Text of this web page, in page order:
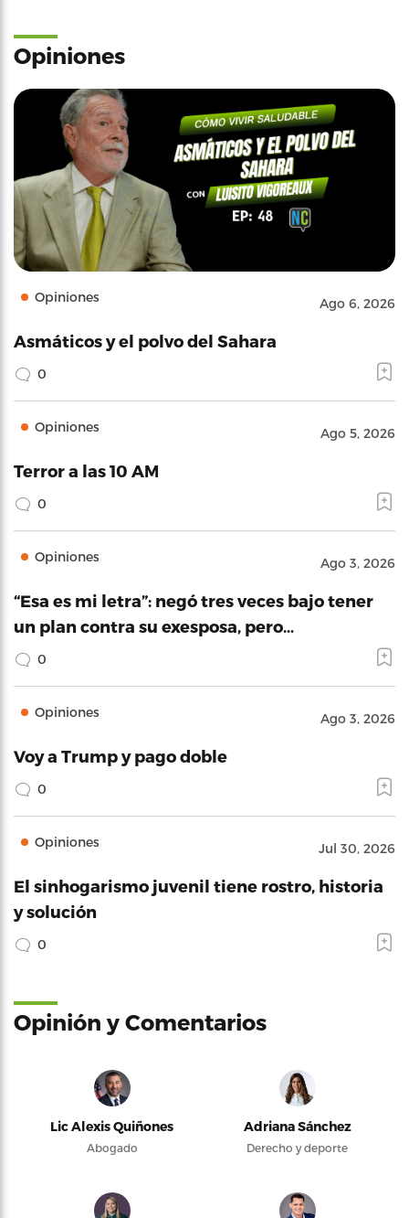
Opiniones
Opiniones Ago 6, 2026
Asmáticos y el polvo del Sahara
0
Opiniones Ago 5, 2026
Terror a las 10 AM
0
Opiniones Ago 3, 2026
“Esa es mi letra”: negó tres veces bajo tener
un plan contra su exesposa, pero…
0
Opiniones Ago 3, 2026
Voy a Trump y pago doble
0
Opiniones Jul 30, 2026
El sinhogarismo juvenil tiene rostro, historia
y solución
0
Opinión y Comentarios
Lic Alexis Quiñones
Abogado
Adriana Sánchez
Derecho y deporte